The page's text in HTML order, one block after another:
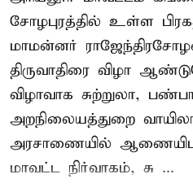
சோழபுரத்தில் உள்ள
மாமன்னர்
திருவாதிரை விழா
விழாவாக சுற்றுலா,
அறநிலையத்துறை
அரசாணையில்
மாவட்ட நிர்வாகம், சு ...